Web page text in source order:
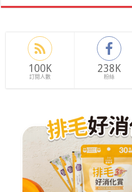
100K
訂閱人數
238K
粉絲